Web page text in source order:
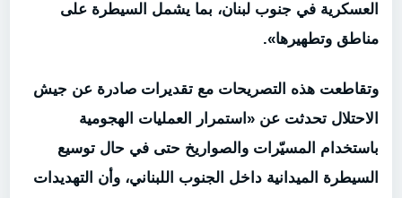
العسكرية في جنوب لبنان، بما يشمل السيطرة على
مناطق وتطهيرها».
وتقاطعت هذه التصريحات مع تقديرات صادرة عن جيش
الاحتلال تحدثت عن «استمرار العمليات الهجومية
باستخدام المسيّرات والصواريخ حتى في حال توسيع
السيطرة الميدانية داخل الجنوب اللبناني، وأن التهديدات